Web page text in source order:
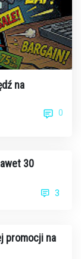
na
0
30
3
promocji na